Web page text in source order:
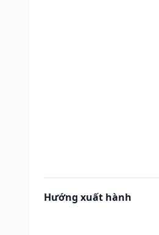
Hướng xuất hành